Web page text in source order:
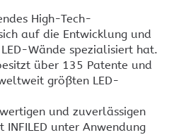
High-Tech-
auf die Entwicklung und
Wände spezialisiert hat.
über 135 Patente und
größten LED-
und zuverlässigen
unter Anwendung